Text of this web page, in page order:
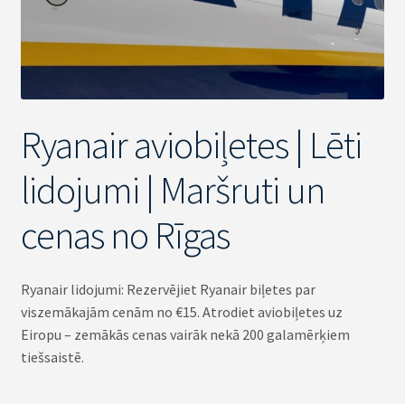
Ryanair aviobiļetes | Lēti
lidojumi | Maršruti un
cenas no Rīgas
Ryanair lidojumi: Rezervējiet Ryanair biļetes par
viszemākajām cenām no €15. Atrodiet aviobiļetes uz
Eiropu – zemākās cenas vairāk nekā 200 galamērķiem
tiešsaistē.